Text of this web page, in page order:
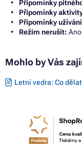
Připomínky
Připomínky
Připomínky
Režim nerušit: Ano
Mohlo by Vás
Letní vedra: Co